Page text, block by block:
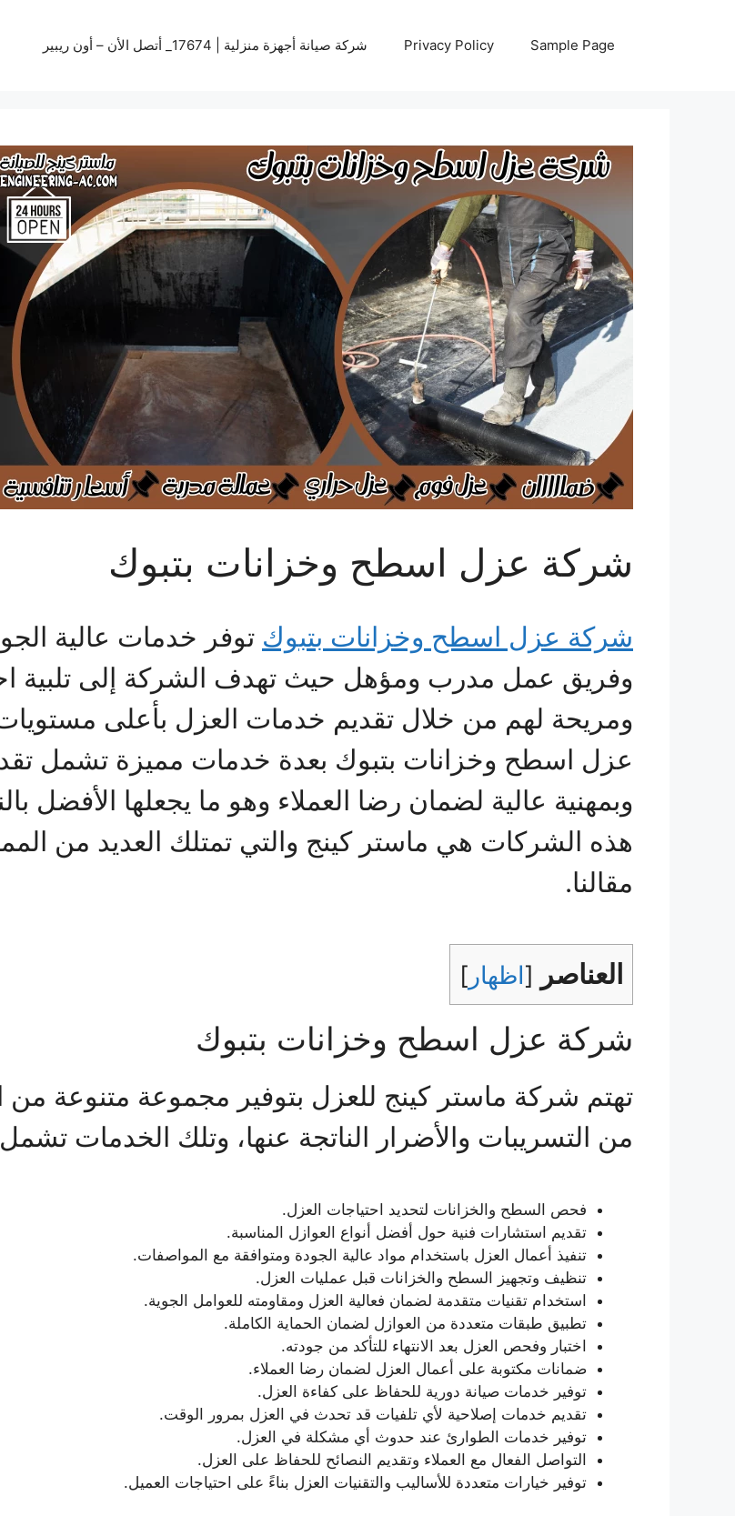
Sample Page
Privacy Policy شركة صيانة أجهزة منزلية | 17674_ أتصل الأن – أون ريبير
شركة عزل اسطح وخزانات بتبوك
شركة عزل اسطح وخزانات بتبوك توفر خدمات عالية
وفريق عمل مدرب ومؤهل حيث تهدف الشركة إلى تلبية
ومريحة لهم من خلال تقديم خدمات العزل بأعلى مستويات
عزل اسطح وخزانات بتبوك بعدة خدمات مميزة تشمل
وبمهنية عالية لضمان رضا العملاء وهو ما يجعلها الأفضل
هذه الشركات هي ماستر كينج والتي تمتلك العديد من
مقالنا.
العناصر [اظهار ]
شركة عزل اسطح وخزانات بتبوك
تهتم شركة ماستر كينج للعزل بتوفير مجموعة متنوعة من
من التسريبات والأضرار الناتجة عنها، وتلك الخدمات
فحص السطح والخزانات لتحديد احتياجات العزل.
تقديم استشارات فنية حول أفضل أنواع العوازل المناسبة.
تنفيذ أعمال العزل باستخدام مواد عالية الجودة ومتوافقة مع المواصفات.
تنظيف وتجهيز السطح والخزانات قبل عمليات العزل.
استخدام تقنيات متقدمة لضمان فعالية العزل ومقاومته للعوامل الجوية.
تطبيق طبقات متعددة من العوازل لضمان الحماية الكاملة.
اختبار وفحص العزل بعد الانتهاء للتأكد من جودته.
ضمانات مكتوبة على أعمال العزل لضمان رضا العملاء.
توفير خدمات صيانة دورية للحفاظ على كفاءة العزل.
تقديم خدمات إصلاحية لأي تلفيات قد تحدث في العزل بمرور الوقت.
توفير خدمات الطوارئ عند حدوث أي مشكلة في العزل.
التواصل الفعال مع العملاء وتقديم النصائح للحفاظ على العزل.
توفير خيارات متعددة للأساليب والتقنيات العزل بناءً على احتياجات العميل.